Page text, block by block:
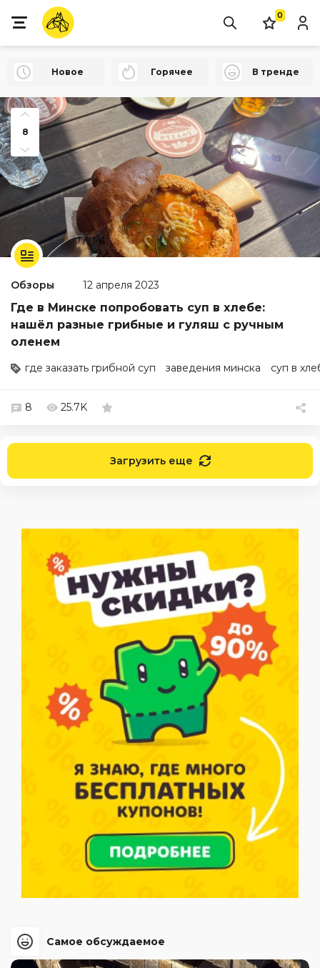
0
Новое Горячее В тренде
8
Обзоры 12 апреля 2023
Где в Минске попробовать суп в хлебе:
нашёл разные грибные и гуляш с ручным
оленем
где заказать грибной суп заведения минска суп в
8 25.7K
Загрузить еще
Самое обсуждаемое